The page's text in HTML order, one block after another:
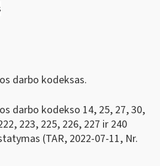
darbo kodeksas.
darbo kodekso 14, 25, 27, 30,
223, 225, 226, 227 ir 240
(TAR, 2022-07-11, Nr.